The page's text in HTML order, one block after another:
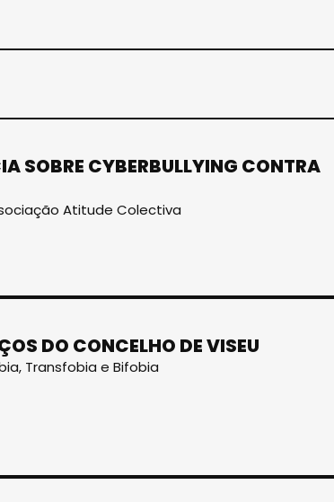
SOBRE CYBERBULLYING CONTRA
Atitude Colectiva
DO CONCELHO DE VISEU
Transfobia e Bifobia